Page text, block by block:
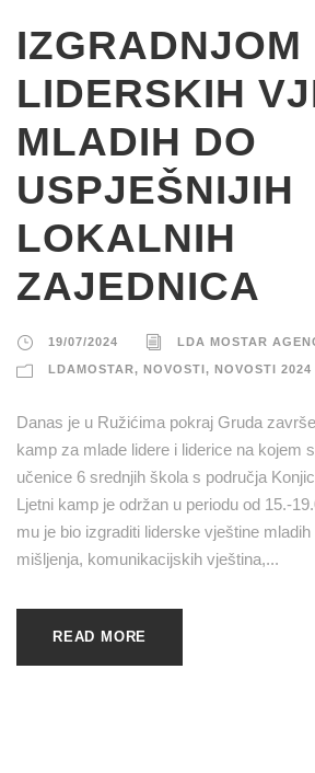
IZGRADNJOM
LIDERSKIH
MLADIH DO
USPJEŠNIJIH
LOKALNIH
ZAJEDNICA
19/07/2024 LDA MOSTAR
LDAMOSTAR, NOVOSTI, NOVOSTI 2024
Danas je u Ružićima pokraj Gruda
kamp za mlade lidere i liderice na kojem
učenice 6 srednjih škola s područja
Ljetni kamp je održan u periodu od 15.-
mu je bio izgraditi liderske vještine
mišljenja, komunikacijskih vještina,...
READ MORE